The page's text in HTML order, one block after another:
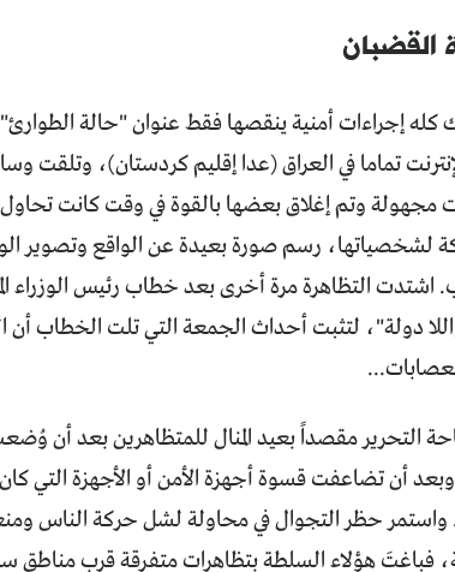
القضبان
إجراءات أمنية ينقصها فقط عنوان "حالة
تماما في العراق (عدا إقليم كردستان)، وتلقت
وتم إغلاق بعضها بالقوة في وقت كانت تحاول
لشخصياتها، رسم صورة بعيدة عن الواقع وتصوير
اشتدت التظاهرة مرة أخرى بعد خطاب رئيس الوزراء
دولة"، لتثبت أحداث الجمعة التي تلت الخطاب أن
التحرير مقصداً بعيد المنال للمتظاهرين بعد أن
أن تضاعفت قسوة أجهزة الأمن أو الأجهزة التي
حظر التجوال في محاولة لشل حركة الناس
فباغتَ هؤلاء السلطة بتظاهرات متفرقة قرب مناطق